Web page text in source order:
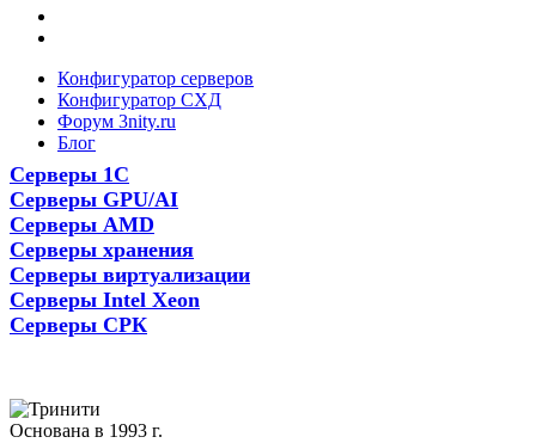
Конфигуратор серверов
Конфигуратор СХД
Форум 3nity.ru
Блог
Серверы 1С
Серверы GPU/AI
Серверы AMD
Серверы хранения
Серверы виртуализации
Серверы Intel Xeon
Серверы СРК
Основана в 1993 г.